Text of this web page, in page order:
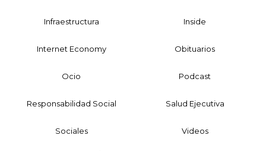
Infraestructura Inside
Internet Economy Obituarios
Ocio Podcast
Responsabilidad Social Salud Ejecutiva
Sociales Videos